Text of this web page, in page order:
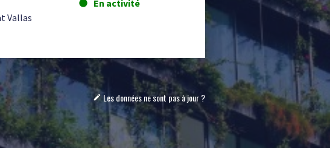
Vallas
lens En activité
mode_editLes données ne sont pas à jour ?